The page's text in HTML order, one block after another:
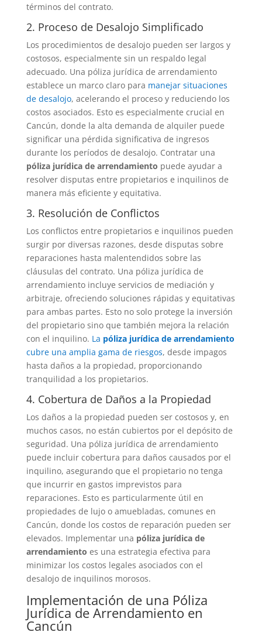
términos del contrato.
2. Proceso de Desalojo Simplificado
Los procedimientos de desalojo pueden ser largos y
costosos, especialmente sin un respaldo legal
adecuado. Una póliza jurídica de arrendamiento
establece un marco claro para manejar situaciones
de desalojo, acelerando el proceso y reduciendo los
costos asociados. Esto es especialmente crucial en
Cancún, donde la alta demanda de alquiler puede
significar una pérdida significativa de ingresos
durante los períodos de desalojo. Contratar una
póliza jurídica de arrendamiento puede ayudar a
resolver disputas entre propietarios e inquilinos de
manera más eficiente y equitativa.
3. Resolución de Conflictos
Los conflictos entre propietarios e inquilinos pueden
surgir por diversas razones, desde disputas sobre
reparaciones hasta malentendidos sobre las
cláusulas del contrato. Una póliza jurídica de
arrendamiento incluye servicios de mediación y
arbitraje, ofreciendo soluciones rápidas y equitativas
para ambas partes. Esto no solo protege la inversión
del propietario sino que también mejora la relación
con el inquilino. La póliza jurídica de arrendamiento
cubre una amplia gama de riesgos, desde impagos
hasta daños a la propiedad, proporcionando
tranquilidad a los propietarios.
4. Cobertura de Daños a la Propiedad
Los daños a la propiedad pueden ser costosos y, en
muchos casos, no están cubiertos por el depósito de
seguridad. Una póliza jurídica de arrendamiento
puede incluir cobertura para daños causados por el
inquilino, asegurando que el propietario no tenga
que incurrir en gastos imprevistos para
reparaciones. Esto es particularmente útil en
propiedades de lujo o amuebladas, comunes en
Cancún, donde los costos de reparación pueden ser
elevados. Implementar una póliza jurídica de
arrendamiento es una estrategia efectiva para
minimizar los costos legales asociados con el
desalojo de inquilinos morosos.
Implementación de una Póliza
Jurídica de Arrendamiento en
Cancún